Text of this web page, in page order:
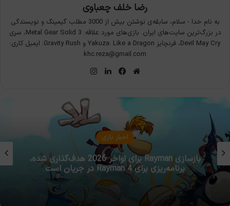
رضا خلف چعباوی
به نام خدا - سلام، سابقه‌ی نوشتن بیش از 3000 مطلب گیمینگ و نویسندگی
در بزرگ‌ترین سایت‌های ایران. بازی‌های مورد علاقه: Metal Gear Solid 3، سری
Devil May Cry، فرنچایز Yakuza: Like a Dragon و Gravity Rush. ایمیل کاری:
khc.reza@gmail.com
وبسایت
فیس
لینکدین
اخبار بازی
بازسازی Rayman برای اواخر 2026 هدف‌گذاری شده،
برنامه‌ریزی برای Rayman 4 در جریان است